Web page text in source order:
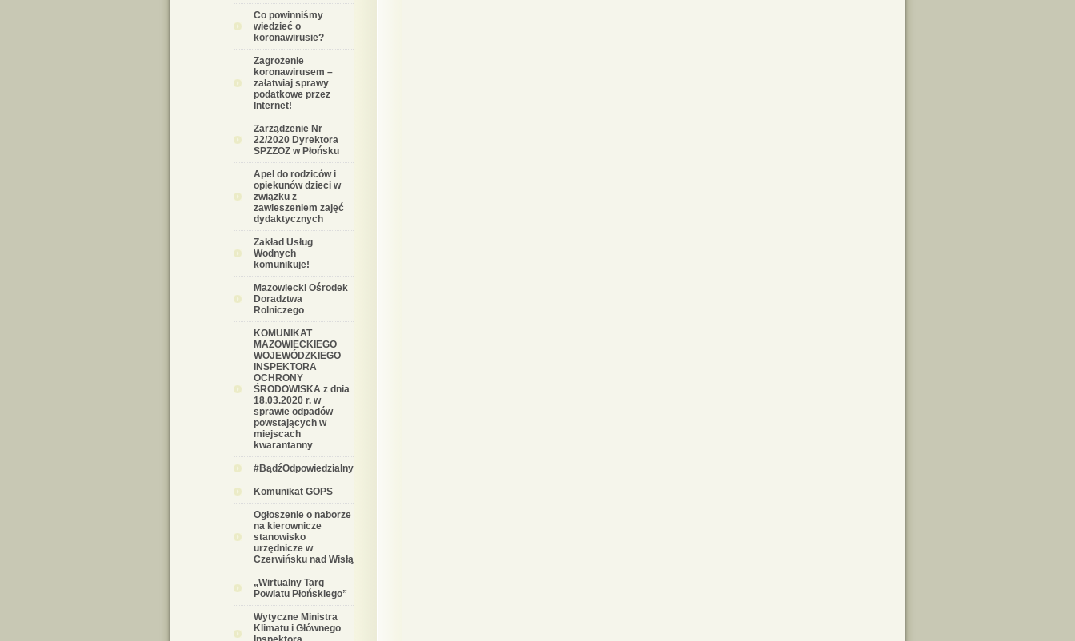
Co powinniśmy
wiedzieć o
koronawirusie?
Zagrożenie
koronawirusem –
załatwiaj sprawy
podatkowe przez
Internet!
Zarządzenie Nr
22/2020 Dyrektora
SPZZOZ w Płońsku
Apel do rodziców i
opiekunów dzieci w
związku z
zawieszeniem zajęć
dydaktycznych
Zakład Usług
Wodnych
komunikuje!
Mazowiecki Ośrodek
Doradztwa
Rolniczego
KOMUNIKAT
MAZOWIECKIEGO
WOJEWÓDZKIEGO
INSPEKTORA
OCHRONY
ŚRODOWISKA z dnia
18.03.2020 r. w
sprawie odpadów
powstających w
miejscach
kwarantanny
#BądźOdpowiedzialny
Komunikat GOPS
Ogłoszenie o naborze
na kierownicze
stanowisko
urzędnicze w
Czerwińsku nad Wisłą
„Wirtualny Targ
Powiatu Płońskiego”
Wytyczne Ministra
Klimatu i Głównego